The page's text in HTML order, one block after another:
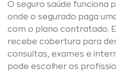
O seguro saúde funciona
onde o segurado paga
com o plano contratado.
recebe cobertura para
consultas, exames e
pode escolher os